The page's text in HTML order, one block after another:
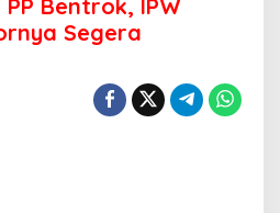
Bentrok, IPW
Segera